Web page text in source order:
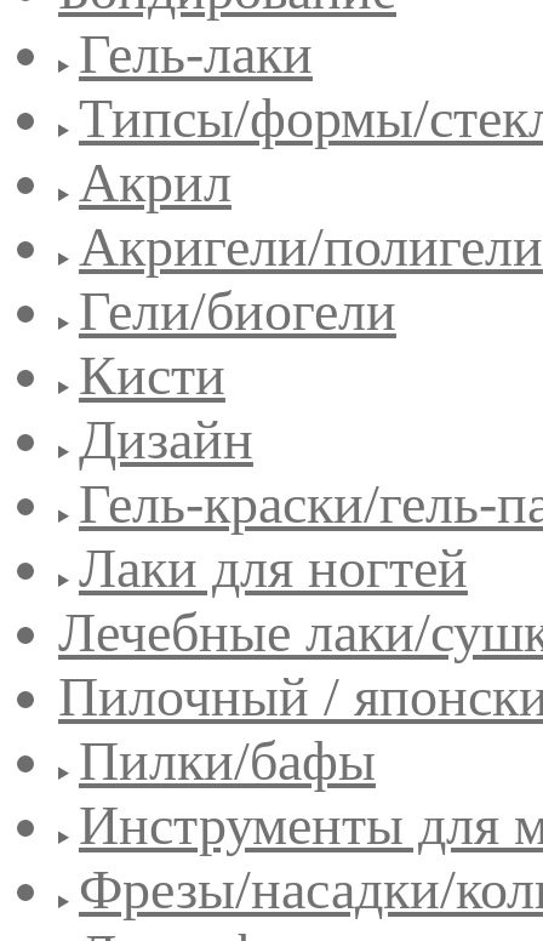
Гель-лаки
Типсы/формы/
Акрил
Акригели/полигели
Гели/биогели
Кисти
Дизайн
Гель-краски/гель-
Лаки для ногтей
Лечебные лаки/
Пилочный /
Пилки/бафы
Инструменты для
Фрезы/насадки/